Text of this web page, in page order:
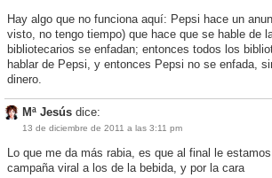
Hay algo que no funciona aquí: Pepsi hace un
visto, no tengo tiempo) que hace que se hable de
bibliotecarios se enfadan; entonces todos los
hablar de Pepsi, y entonces Pepsi no se enfada,
dinero.
Mª Jesús dice:
13 de diciembre de 2011 a las 3:11 pm
Lo que me da más rabia, es que al final le
campaña viral a los de la bebida, y por la cara